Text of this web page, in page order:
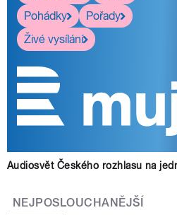
Pohádky
Pořady
Živé vysílání
Audiosvět Českého rozhlasu na
NEJPOSLOUCHANĚJŠÍ